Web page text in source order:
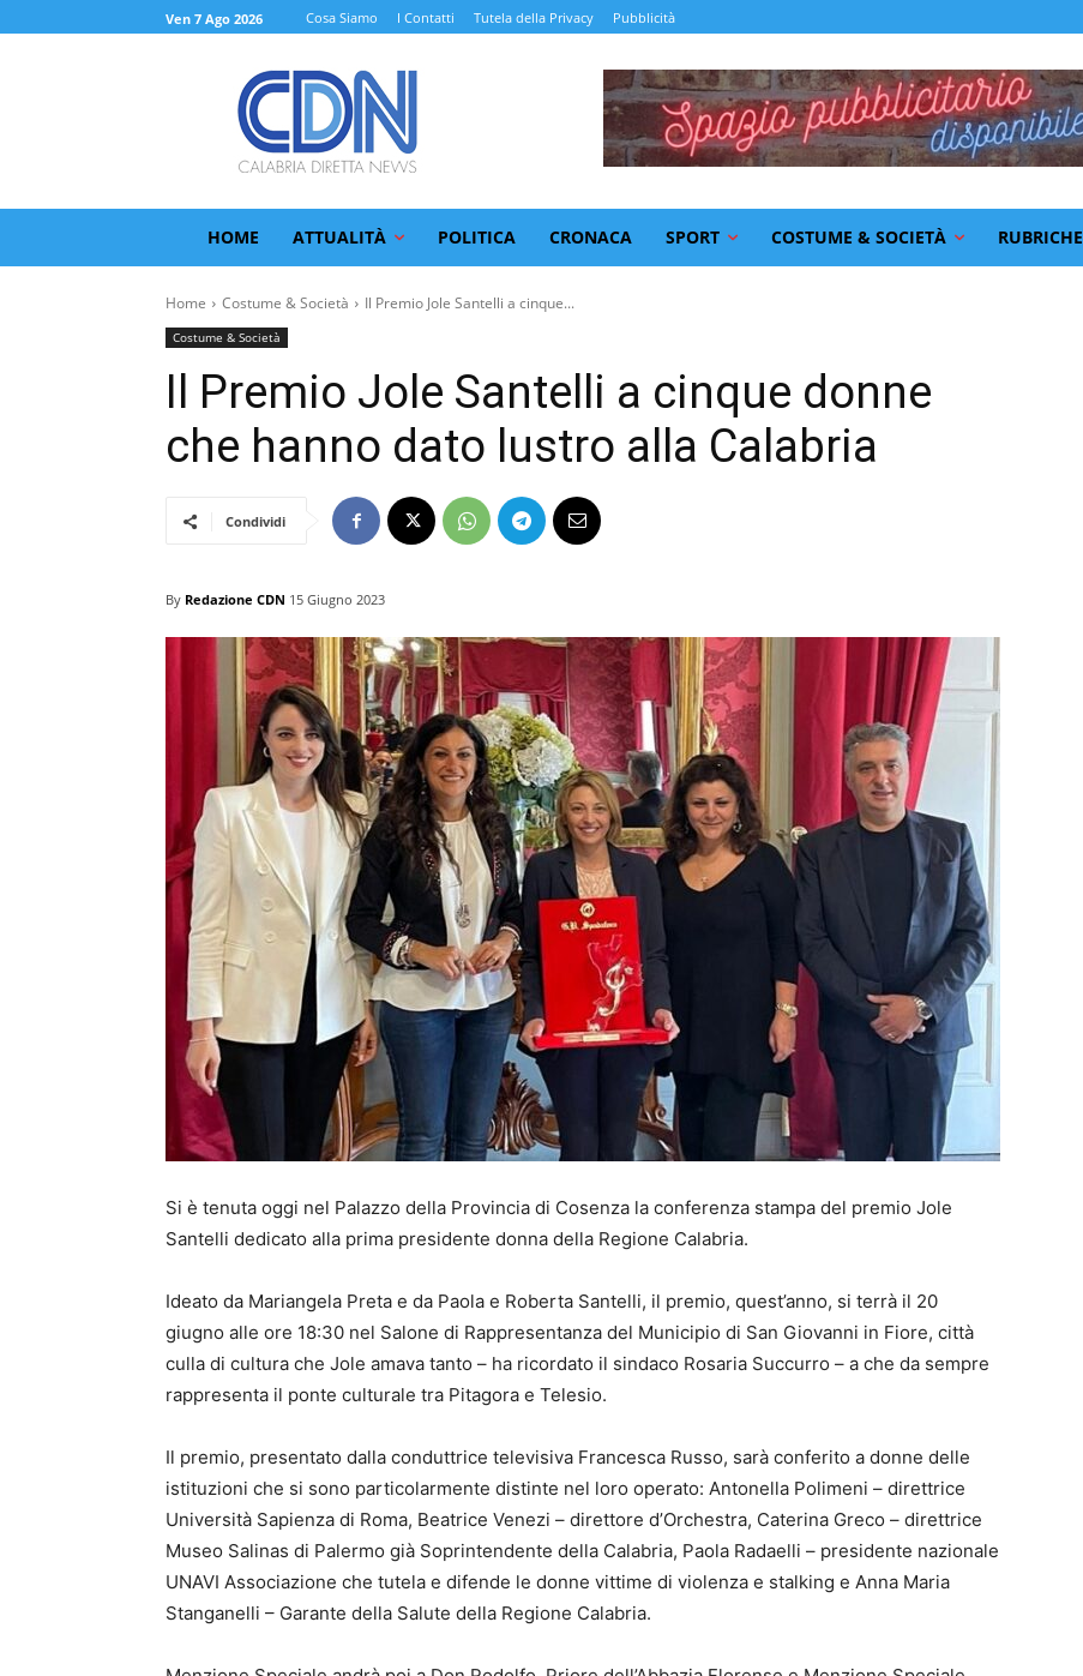
Ven 7 Ago 2026 Cosa Siamo I Contatti Tutela della Privacy Pubblicità
HOME ATTUALITÀ POLITICA CRONACA SPORT COSTUME & SOCIETÀ RUBRICHE
Home Costume & Società Il Premio Jole Santelli a cinque...
Costume & Società
Il Premio Jole Santelli a cinque donne
che hanno dato lustro alla Calabria
Condividi
By Redazione CDN 15 Giugno 2023
Si è tenuta oggi nel Palazzo della Provincia di Cosenza la conferenza stampa del premio Jole
Santelli dedicato alla prima presidente donna della Regione Calabria.
Ideato da Mariangela Preta e da Paola e Roberta Santelli, il premio, quest’anno, si terrà il 20
giugno alle ore 18:30 nel Salone di Rappresentanza del Municipio di San Giovanni in Fiore, città
culla di cultura che Jole amava tanto – ha ricordato il sindaco Rosaria Succurro – a che da sempre
rappresenta il ponte culturale tra Pitagora e Telesio.
Il premio, presentato dalla conduttrice televisiva Francesca Russo, sarà conferito a donne delle
istituzioni che si sono particolarmente distinte nel loro operato: Antonella Polimeni – direttrice
Università Sapienza di Roma, Beatrice Venezi – direttore d’Orchestra, Caterina Greco – direttrice
Museo Salinas di Palermo già Soprintendente della Calabria, Paola Radaelli – presidente nazionale
UNAVI Associazione che tutela e difende le donne vittime di violenza e stalking e Anna Maria
Stanganelli – Garante della Salute della Regione Calabria.